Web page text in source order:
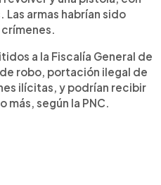
armas habrían sido
a la Fiscalía General de
robo, portación ilegal de
ilícitas, y podrían recibir
más, según la PNC.